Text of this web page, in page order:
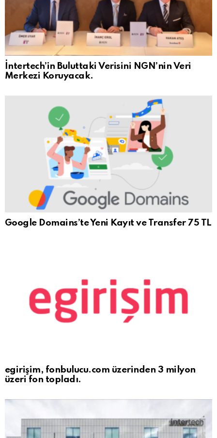
İntertech’in Buluttaki Verisini NGN’nin Veri
Merkezi Koruyacak.
Google Domains’te Yeni Kayıt ve Transfer 75 TL
egirişim, fonbulucu.com üzerinden 3 milyon
üzeri fon topladı.